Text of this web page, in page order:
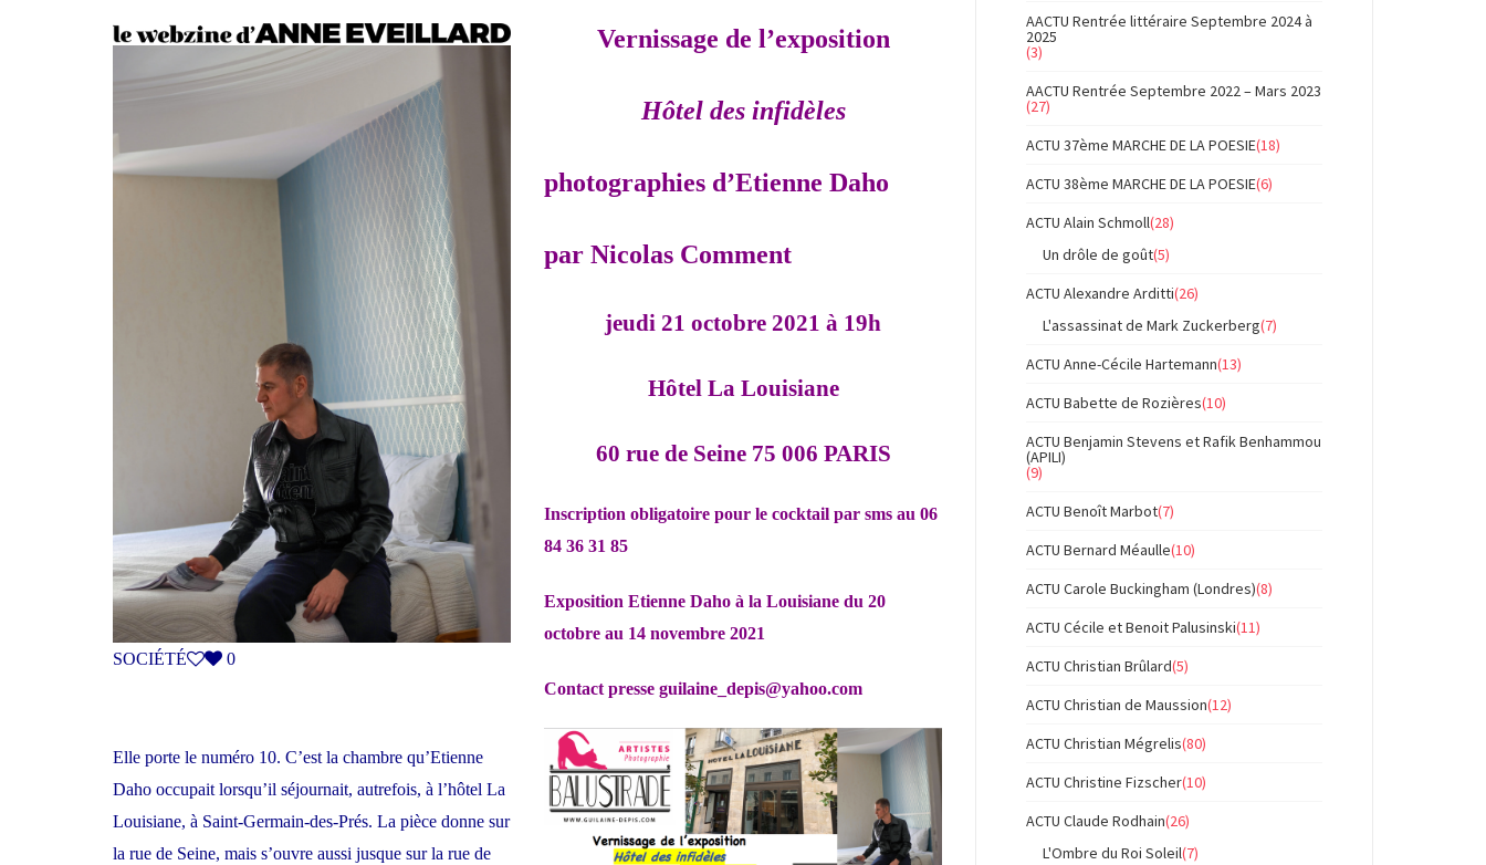
SOCIÉTÉ 0
Elle porte le numéro 10. C’est la chambre qu’Etienne
Daho occupait lorsqu’il séjournait, autrefois, à l’hôtel La
Louisiane, à Saint-Germain-des-Prés. La pièce donne sur
la rue de Seine, mais s’ouvre aussi jusque sur la rue de
Vernissage de l’exposition
Hôtel des infidèles
photographies d’Etienne Daho
par Nicolas Comment
jeudi 21 octobre 2021 à 19h
Hôtel La Louisiane
60 rue de Seine 75 006 PARIS
Inscription obligatoire pour le cocktail par sms au 06
84 36 31 85
Exposition Etienne Daho à la Louisiane du 20
octobre au 14 novembre 2021
Contact presse guilaine_depis@yahoo.com
AACTU Rentrée littéraire Septembre 2024 à
2025
(3)
AACTU Rentrée Septembre 2022 – Mars 2023
(27)
ACTU 37ème MARCHE DE LA POESIE(18)
ACTU 38ème MARCHE DE LA POESIE(6)
ACTU Alain Schmoll(28)
Un drôle de goût(5)
ACTU Alexandre Arditti(26)
L'assassinat de Mark Zuckerberg(7)
ACTU Anne-Cécile Hartemann(13)
ACTU Babette de Rozières(10)
ACTU Benjamin Stevens et Rafik Benhammou
(APILI)
(9)
ACTU Benoît Marbot(7)
ACTU Bernard Méaulle(10)
ACTU Carole Buckingham (Londres)(8)
ACTU Cécile et Benoit Palusinski(11)
ACTU Christian Brûlard(5)
ACTU Christian de Maussion(12)
ACTU Christian Mégrelis(80)
ACTU Christine Fizscher(10)
ACTU Claude Rodhain(26)
L'Ombre du Roi Soleil(7)